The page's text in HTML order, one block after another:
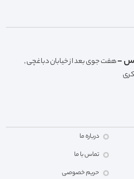
-هفت جوی بعد از خیابان دباغچی ,
درباره ما
تماس با ما
حریم خصوصی